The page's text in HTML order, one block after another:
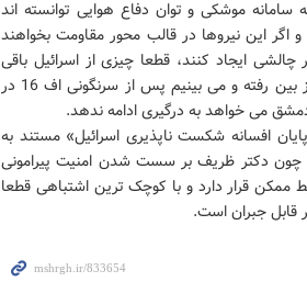
موشکی و توان دفاع هوایی توانسته اند
اگر این نیروها در قالب محور مقاومت بخواهند
ایجاد کنند، قطعا چیزی از اسرائیل باقی
نخواهد ماند. هیمنه اسرائیل در این چند ساله از بین رفته و می بینیم پس از سرنگونی اف 16 در
می خواهد به درگیری ادامه ندهد.
افسانه شکست ناپذیری اسرائیل» مستند به
دکتر ظریف بر سست شدن امنیت پیرامونی
ممکن قرار دارد و با کوچک ترین اشتباهی قطعا
قابل جبران است.